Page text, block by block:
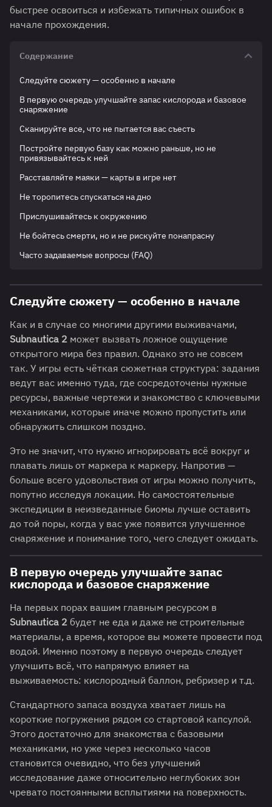
быстрее освоиться и избежать типичных ошибок в
начале прохождения.
Содержание
Следуйте сюжету — особенно в начале
В первую очередь улучшайте запас кислорода и базовое
снаряжение
Сканируйте все, что не пытается вас съесть
Постройте первую базу как можно раньше, но не
привязывайтесь к ней
Расставляйте маяки — карты в игре нет
Не торопитесь спускаться на дно
Прислушивайтесь к окружению
Не бойтесь смерти, но и не рискуйте понапрасну
Часто задаваемые вопросы (FAQ)
Следуйте сюжету — особенно в начале
Как и в случае со многими другими выживачами,
Subnautica 2 может вызвать ложное ощущение
открытого мира без правил. Однако это не совсем
так. У игры есть чёткая сюжетная структура: задания
ведут вас именно туда, где сосредоточены нужные
ресурсы, важные чертежи и знакомство с ключевыми
механиками, которые иначе можно пропустить или
обнаружить слишком поздно.
Это не значит, что нужно игнорировать всё вокруг и
плавать лишь от маркера к маркеру. Напротив —
больше всего удовольствия от игры можно получить,
попутно исследуя локации. Но самостоятельные
экспедиции в неизведанные биомы лучше оставить
до той поры, когда у вас уже появится улучшенное
снаряжение и понимание того, чего следует ожидать.
В первую очередь улучшайте запас
кислорода и базовое снаряжение
На первых порах вашим главным ресурсом в
Subnautica 2 будет не еда и даже не строительные
материалы, а время, которое вы можете провести под
водой. Именно поэтому в первую очередь следует
улучшить всё, что напрямую влияет на
выживаемость: кислородный баллон, ребризер и т.д.
Стандартного запаса воздуха хватает лишь на
короткие погружения рядом со стартовой капсулой.
Этого достаточно для знакомства с базовыми
механиками, но уже через несколько часов
становится очевидно, что без улучшений
исследование даже относительно неглубоких зон
чревато постоянными всплытиями на поверхность.